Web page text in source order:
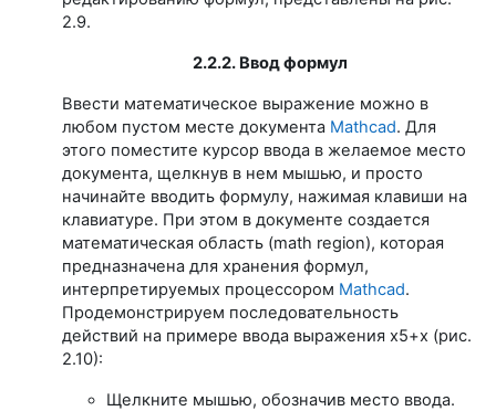
2.9.
2.2.2. Ввод формул
Ввести математическое выражение можно в
любом пустом месте документа Mathcad. Для
этого поместите курсор ввода в желаемое место
документа, щелкнув в нем мышью, и просто
начинайте вводить формулу, нажимая клавиши на
клавиатуре. При этом в документе создается
математическая область (math region), которая
предназначена для хранения формул,
интерпретируемых процессором Mathcad.
Продемонстрируем последовательность
действий на примере ввода выражения х5+х (рис.
2.10):
Щелкните мышью, обозначив место ввода.